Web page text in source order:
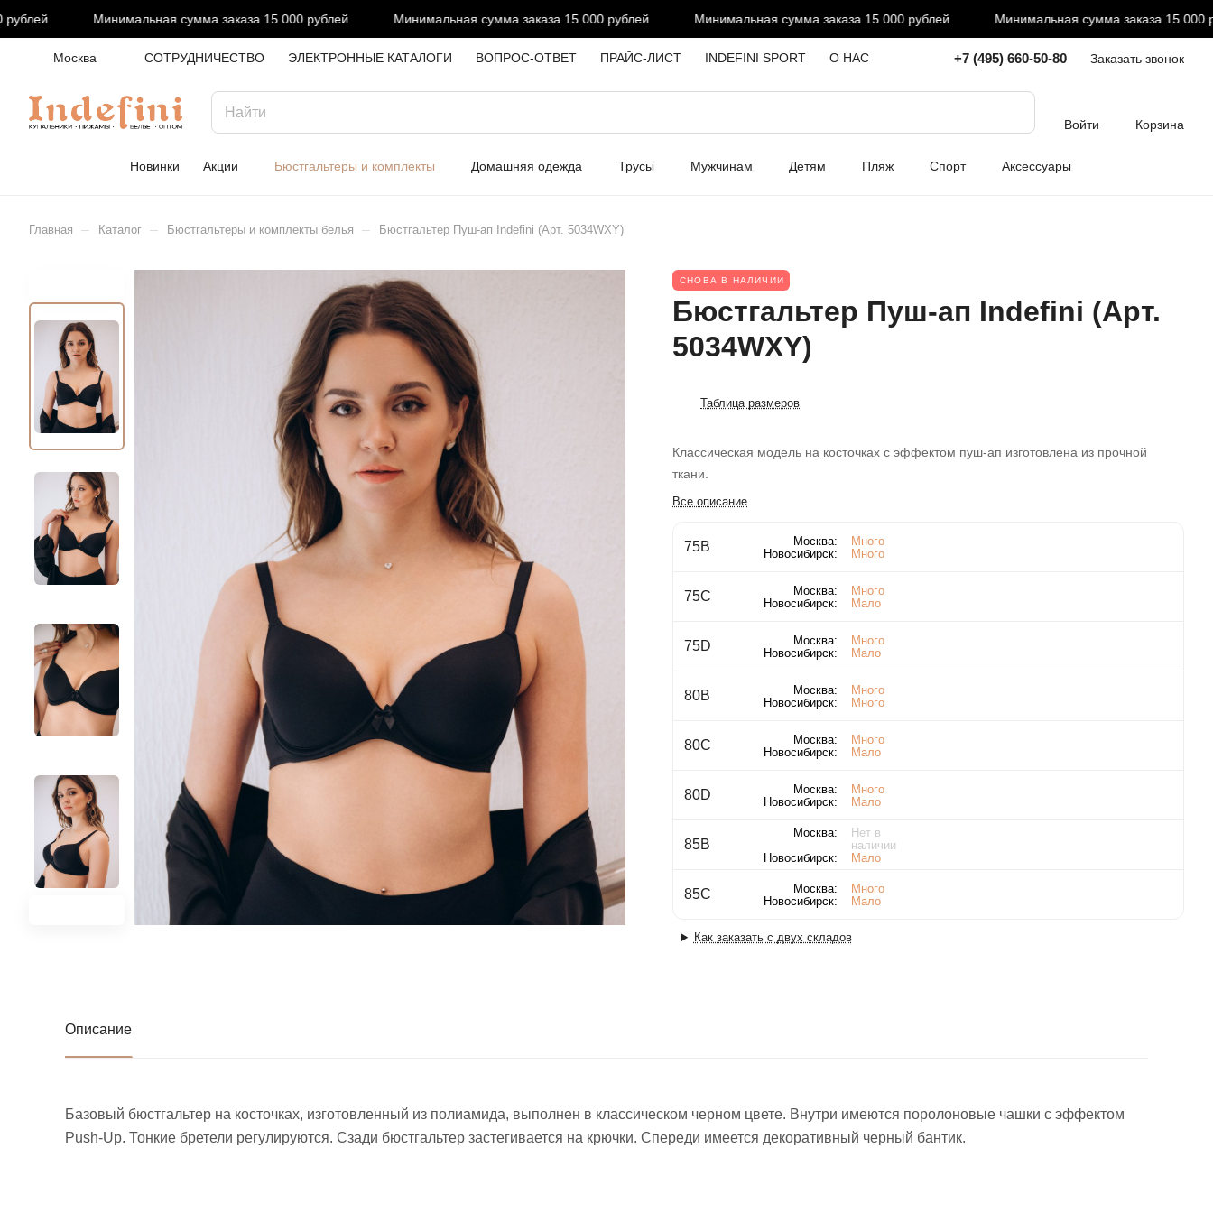
Минимальная сумма заказа 15 000 рублей Минимальная сумма заказа 15 000 рублей Минимальная сумма заказа 15 000 рублей Минимальная сумма заказа 15 000
Москва СОТРУДНИЧЕСТВО ЭЛЕКТРОННЫЕ КАТАЛОГИ ВОПРОС-ОТВЕТ ПРАЙС-ЛИСТ INDEFINI SPORT О НАС +7 (495) 660-50-80 Заказать звонок
Войти Корзина
Новинки Акции Бюстгальтеры и комплекты Домашняя одежда Трусы Мужчинам Детям Пляж Спорт Аксессуары
Главная – Каталог – Бюстгальтеры и комплекты белья – Бюстгальтер Пуш-ап Indefini (Арт. 5034WXY)
СНОВА В НАЛИЧИИ
Бюстгальтер Пуш-ап Indefini (Арт.
5034WXY)
Таблица размеров
Классическая модель на косточках с эффектом пуш-ап изготовлена из прочной
ткани.
Все описание
75B Москва:
Много
Новосибирск:
Много
75C Москва:
Много
Новосибирск:
Мало
75D Москва:
Много
Новосибирск:
Мало
80B Москва:
Много
Новосибирск:
Много
80C Москва:
Много
Новосибирск:
Мало
80D Москва:
Много
Новосибирск:
Мало
85B
Москва:
Нет в
наличии
Новосибирск:
Мало
85C Москва:
Много
Новосибирск:
Мало
Как заказать с двух складов
Описание
Базовый бюстгальтер на косточках, изготовленный из полиамида, выполнен в классическом черном цвете. Внутри имеются поролоновые чашки с эффектом
Push-Up. Тонкие бретели регулируются. Сзади бюстгальтер застегивается на крючки. Спереди имеется декоративный черный бантик.